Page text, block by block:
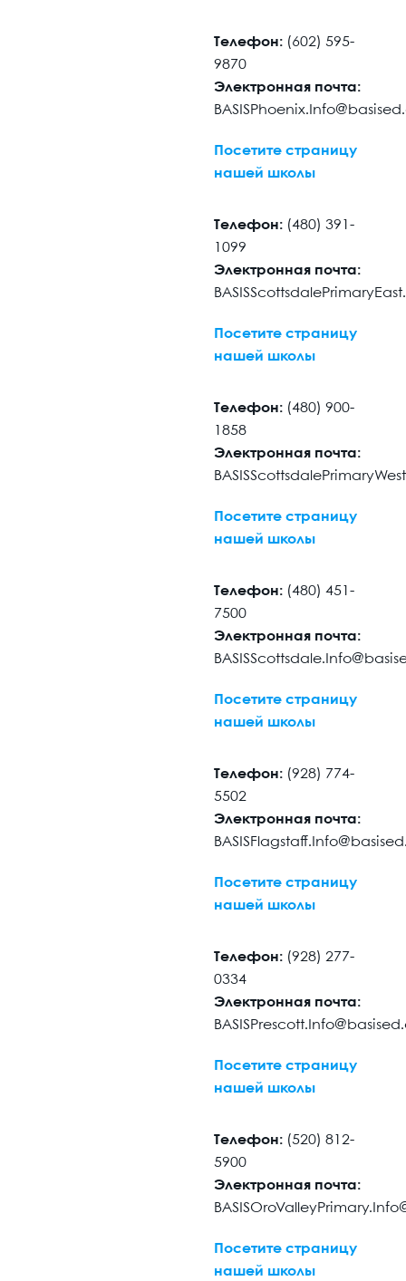
Телефон: (602) 595-
9870
Электронная почта:
Посетите страницу
нашей школы
Телефон: (480) 391-
1099
Электронная почта:
Посетите страницу
нашей школы
Телефон: (480) 900-
1858
Электронная почта:
Посетите страницу
нашей школы
Телефон: (480) 451-
7500
Электронная почта:
Посетите страницу
нашей школы
Телефон: (928) 774-
5502
Электронная почта:
Посетите страницу
нашей школы
Телефон: (928) 277-
0334
Электронная почта:
Посетите страницу
нашей школы
Телефон: (520) 812-
5900
Электронная почта:
Посетите страницу
нашей школы